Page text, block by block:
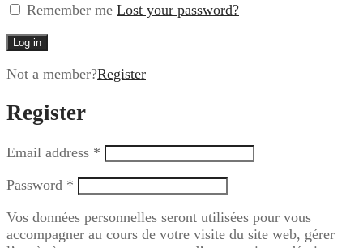
Remember me Lost your password?
Log in
Not a member?Register
Register
Email address *
Password *
Vos données personnelles seront utilisées pour vous
accompagner au cours de votre visite du site web, gérer